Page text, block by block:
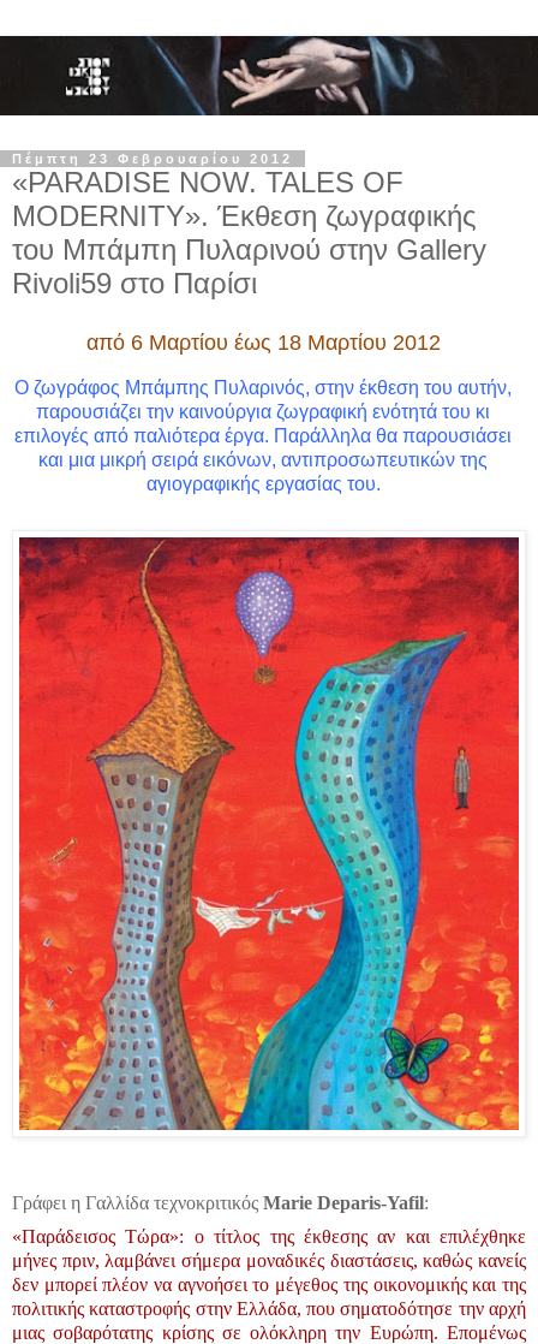
Πέμπτη 23 Φεβρουαρίου 2012
«PARADISE NOW. TALES OF
MODERNITY». Έκθεση ζωγραφικής
του Μπάμπη Πυλαρινού στην Gallery
Rivoli59 στο Παρίσι
από 6 Μαρτίου έως 18 Μαρτίου 2012
Ο ζωγράφος Μπάμπης Πυλαρινός, στην έκθεση του αυτήν,
παρουσιάζει την καινούργια ζωγραφική ενότητά του κι
επιλογές από παλιότερα έργα. Παράλληλα θα παρουσιάσει
και μια μικρή σειρά εικόνων, αντιπροσωπευτικών της
αγιογραφικής εργασίας του.
Γράφει η Γαλλίδα τεχνοκριτικός Marie Deparis-Yafil:
«Παράδεισος Τώρα»: ο τίτλος της έκθεσης αν και επιλέχθηκε
μήνες πριν, λαμβάνει σήμερα μοναδικές διαστάσεις, καθώς κανείς
δεν μπορεί πλέον να αγνοήσει το μέγεθος της οικονομικής και της
πολιτικής καταστροφής στην Ελλάδα, που σηματοδότησε την αρχή
μιας σοβαρότατης κρίσης σε ολόκληρη την Ευρώπη. Επομένως